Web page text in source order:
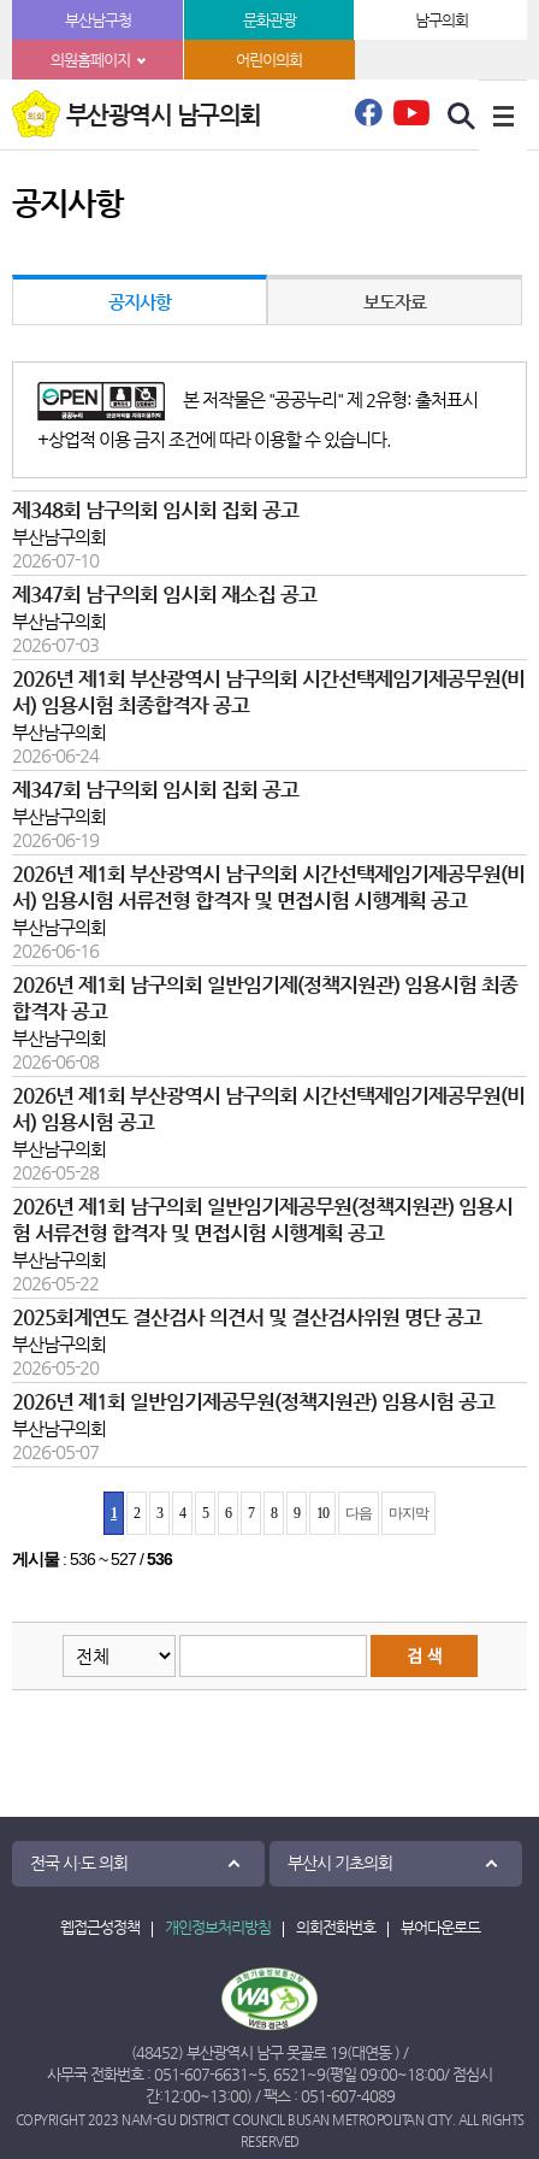
본문바로가기부산남구청 문화관광 남구의회
의원홈페이지 어린이의회
부산광역시 남구의회
공지사항
공지사항 보도자료
본 저작물은 "공공누리" 제 2유형: 출처표시
+상업적 이용 금지 조건에 따라 이용할 수 있습니다.
제348회 남구의회 임시회 집회 공고
부산남구의회
2026-07-10
제347회 남구의회 임시회 재소집 공고
부산남구의회
2026-07-03
2026년 제1회 부산광역시 남구의회 시간선택제임기제공무원(비
서) 임용시험 최종합격자 공고
부산남구의회
2026-06-24
제347회 남구의회 임시회 집회 공고
부산남구의회
2026-06-19
2026년 제1회 부산광역시 남구의회 시간선택제임기제공무원(비
서) 임용시험 서류전형 합격자 및 면접시험 시행계획 공고
부산남구의회
2026-06-16
2026년 제1회 남구의회 일반임기제(정책지원관) 임용시험 최종
합격자 공고
부산남구의회
2026-06-08
2026년 제1회 부산광역시 남구의회 시간선택제임기제공무원(비
서) 임용시험 공고
부산남구의회
2026-05-28
2026년 제1회 남구의회 일반임기제공무원(정책지원관) 임용시
험 서류전형 합격자 및 면접시험 시행계획 공고
부산남구의회
2026-05-22
2025회계연도 결산검사 의견서 및 결산검사위원 명단 공고
부산남구의회
2026-05-20
2026년 제1회 일반임기제공무원(정책지원관) 임용시험 공고
부산남구의회
2026-05-07
1 2 3 4 5 6 7 8 9 10 다음 마지막
게시물: 536 ~ 527 /536
전국 시·도 의회 부산시 기초의회
웹접근성정책 개인정보처리방침 의회전화번호 뷰어다운로드
(48452) 부산광역시 남구 못골로 19(대연동 ) /
사무국 전화번호 : 051-607-6631 ~5 6521 ~9(평일 09:00~18:00/ 점심시
간:12:00~13:00) / 팩스 : 051-607-4089
COPYRIGHT 2023 NAM-GU DISTRICT COUNCIL BUSAN METROPOLITAN CITY. ALL RIGHTS
RESERVED